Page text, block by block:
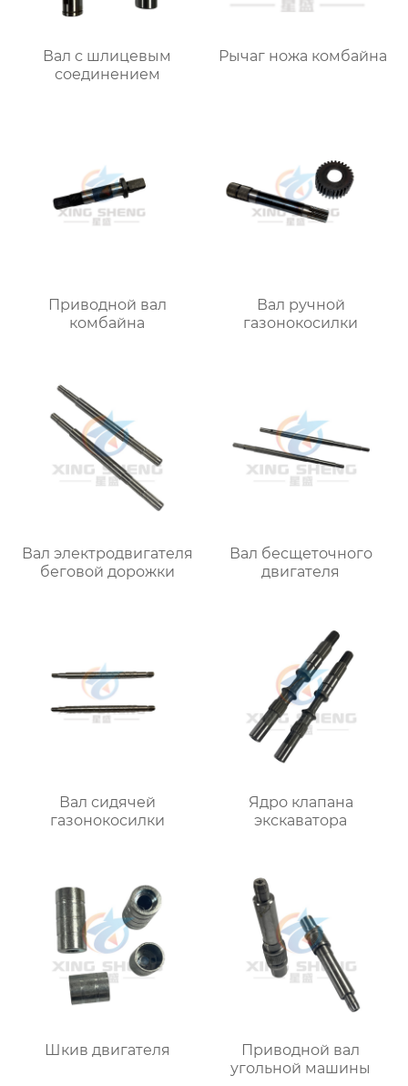
Вал с шлицевым
соединением
Рычаг ножа комбайна
Приводной вал
комбайна
Вал ручной
газонокосилки
Вал электродвигателя
беговой дорожки
Вал бесщеточного
двигателя
Вал сидячей
газонокосилки
Ядро клапана
экскаватора
Шкив двигателя
Приводной вал
угольной машины